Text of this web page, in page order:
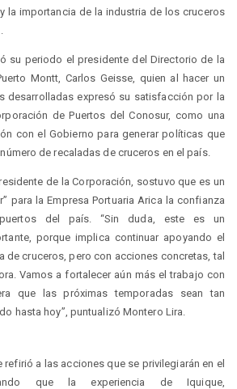
la importancia de la industria de los cruceros
su periodo el presidente del Directorio de la
Montt, Carlos Geisse, quien al hacer un
desarrolladas expresó su satisfacción por la
de Puertos del Conosur, como una
con el Gobierno para generar políticas que
de recaladas de cruceros en el país.
de la Corporación, sostuvo que es un
para la Empresa Portuaria Arica la confianza
del país. “Sin duda, este es un
porque implica continuar apoyando el
de cruceros, pero con acciones concretas, tal
Vamos a fortalecer aún más el trabajo con
que las próximas temporadas sean tan
hasta hoy”, puntualizó Montero Lira.
refirió a las acciones que se privilegiarán en el
que la experiencia de Iquique,